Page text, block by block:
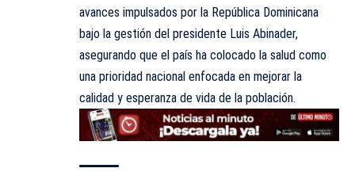
avances impulsados por la República Dominicana
bajo la gestión del presidente Luis Abinader,
asegurando que el país ha colocado la salud como
una prioridad nacional enfocada en mejorar la
calidad y esperanza de vida de la población.